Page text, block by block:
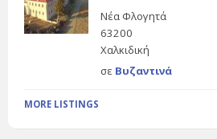
Νέα Φλογητά
63200
Χαλκιδική
σε Βυζαντινά
MORE LISTINGS